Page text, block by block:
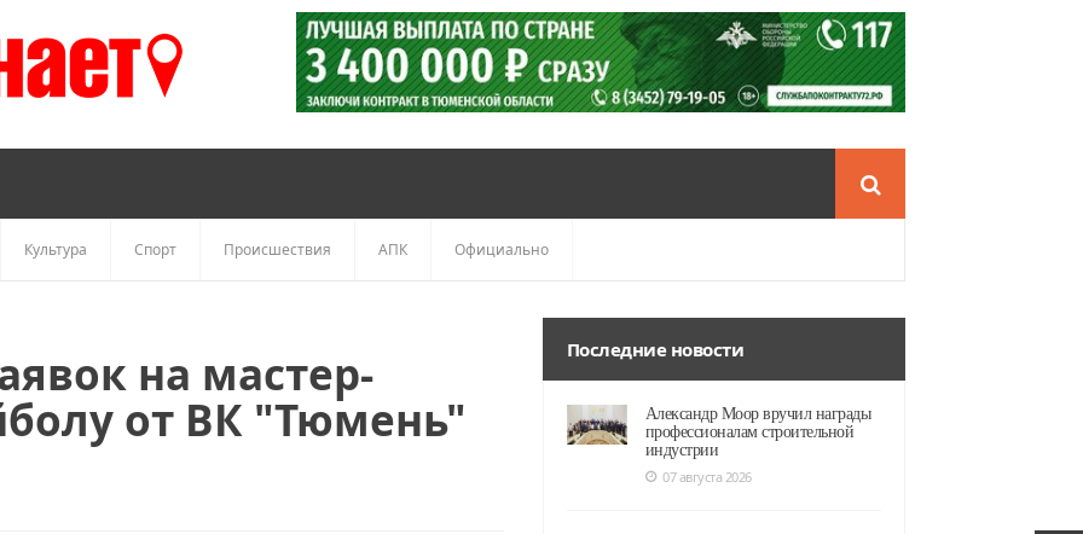
Культура Спорт Происшествия АПК Официально
на мастер-
от ВК "Тюмень"
Последние новости
Александр Моор вручил награды
профессионалам строительной
индустрии
07 августа 2026